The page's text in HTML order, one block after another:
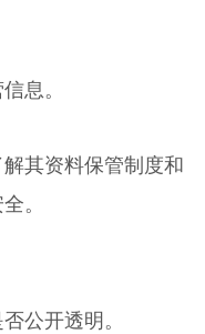
息。
其资料保管制度和
。
公开透明。